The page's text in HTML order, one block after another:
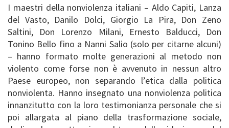
I maestri della nonviolenza italiani – Aldo Capiti, Lanza
del Vasto, Danilo Dolci, Giorgio La Pira, Don Zeno
Saltini, Don Lorenzo Milani, Ernesto Balducci, Don
Tonino Bello fino a Nanni Salio (solo per citarne alcuni)
– hanno formato molte generazioni al metodo non
violento come forse non è avvenuto in nessun altro
Paese europeo, non separando l’etica dalla politica
nonviolenta. Hanno insegnato una nonviolenza politica
innanzitutto con la loro testimonianza personale che si
poi allargata al piano della trasformazione sociale,